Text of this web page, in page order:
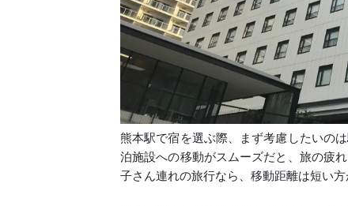
熊本駅で宿を選ぶ際、まず考慮したいの
泊施設への移動がスムーズだと、旅の疲
子さん連れの旅行なら、移動距離は短い方